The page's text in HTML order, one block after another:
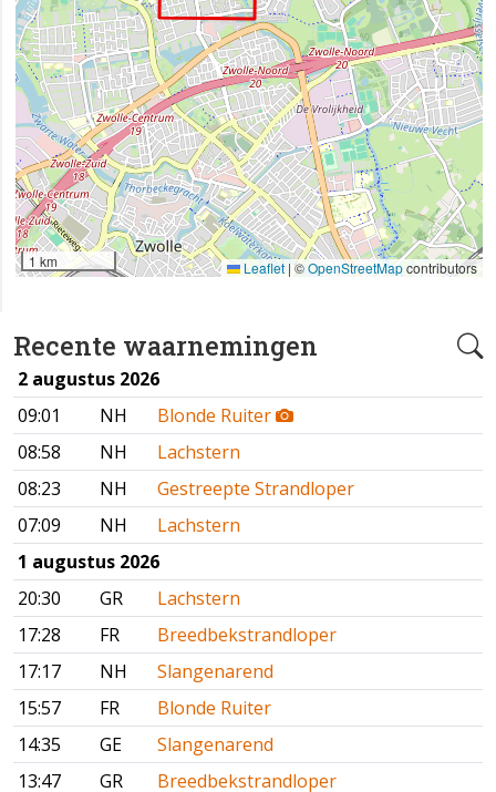
Recente waarnemingen
2 augustus 2026
09:01
NH
Blonde Ruiter
08:58
NH
Lachstern
08:23
NH
Gestreepte Strandloper
07:09
NH
Lachstern
1 augustus 2026
20:30
GR
Lachstern
17:28
FR
Breedbekstrandloper
17:17
NH
Slangenarend
15:57
FR
Blonde Ruiter
14:35
GE
Slangenarend
13:47
GR
Breedbekstrandloper
1 km Leaflet | ©OpenStreetMapcontributors